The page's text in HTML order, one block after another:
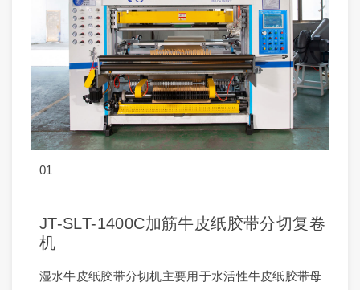
01
JT-SLT-1400C加筋牛皮纸胶带分切复卷
机
湿水牛皮纸胶带分切机主要用于水活性牛皮纸胶带母